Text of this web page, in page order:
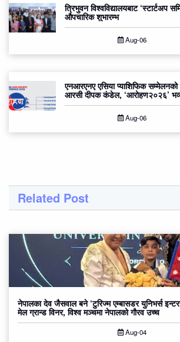
त्रिभुवन विश्वविद्यालयबाट ‘स्टार्टअप
औपचारिक शुभारम्भ
Aug-06
एनआरएनए एसिया प्याशिफिक सम्मेलनको
आरसी दीपक कंडेल, ‘आरोहण२०२६’
Aug-06
Related Post
नेपालका देव जैसवाल बने ‘टुरिज्म एम्बासडर युनिभर्स
मेल ग्रान्ड विनर, विश्व मञ्चमा नेपालको गौरव उच्च
Aug-04